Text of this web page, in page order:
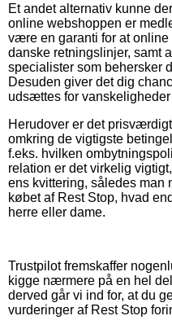
Et andet alternativ kunne
online webshoppen er
være en garanti for at
danske retningslinjer, samt
specialister som behersker
Desuden giver det dig
udsættes for
Herudover er det
omkring de vigtigste
f.eks. hvilken
relation er det virkelig
ens kvittering, således man
købet af Rest Stop, hvad
herre eller dame.
Trustpilot fremskaffer
kigge nærmere på en hel
derved går vi ind for, at du
vurderinger af Rest Stop